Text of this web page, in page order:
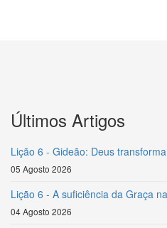
Últimos Artigos
Lição 6 - Gideão: Deus
05 Agosto 2026
Lição 6 - A suficiência da Graça
04 Agosto 2026